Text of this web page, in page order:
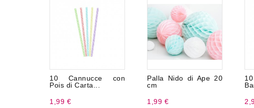
10 Cannucce con
Pois di Carta...
1,99 €
Palla Nido di Ape 20
cm
1,99 €